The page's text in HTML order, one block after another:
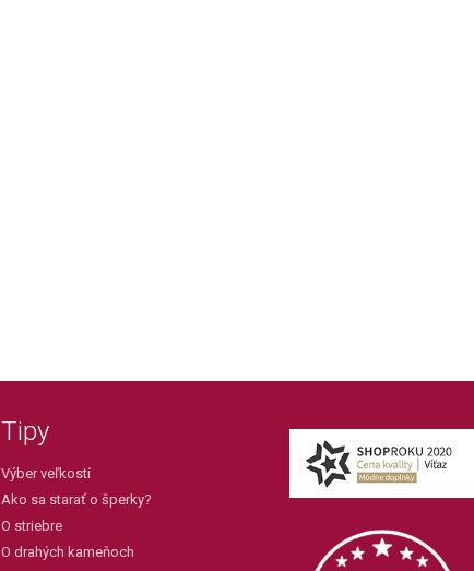
Tipy
Výber veľkostí
Ako sa starať o šperky?
O striebre
O drahých kameňoch